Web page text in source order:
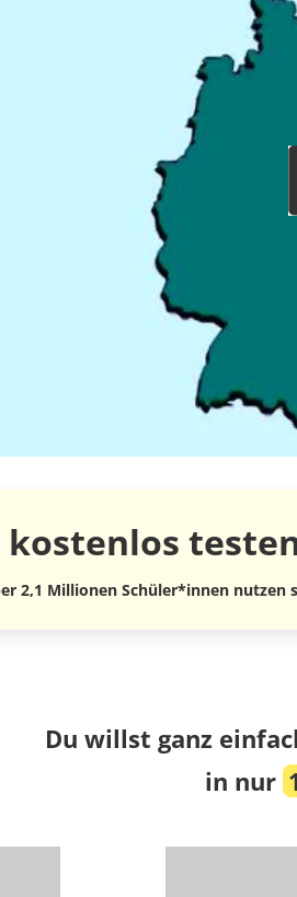
kostenlos
2,1 Millionen Schüler*innen nutzen
Du willst ganz
in nur